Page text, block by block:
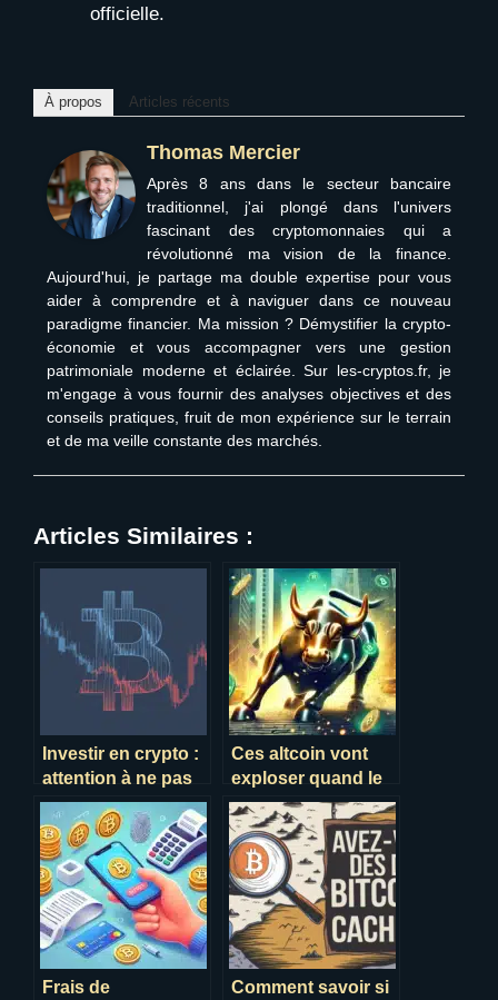
officielle.
À propos Articles récents
Thomas Mercier
Après 8 ans dans le secteur bancaire
traditionnel, j'ai plongé dans l'univers
fascinant des cryptomonnaies qui a
révolutionné ma vision de la finance.
Aujourd'hui, je partage ma double expertise pour vous
aider à comprendre et à naviguer dans ce nouveau
paradigme financier. Ma mission ? Démystifier la crypto-
économie et vous accompagner vers une gestion
patrimoniale moderne et éclairée. Sur les-cryptos.fr, je
m'engage à vous fournir des analyses objectives et des
conseils pratiques, fruit de mon expérience sur le terrain
et de ma veille constante des marchés.
Articles Similaires :
Investir en crypto :
attention à ne pas
perdre plus que
prévu !
Ces altcoin vont
exploser quand le
bitcoin repartira à la
hausse
Frais de
Comment savoir si